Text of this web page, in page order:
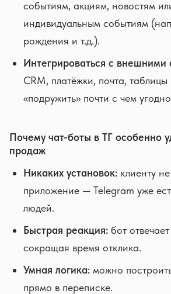
событиям, акциям, новостям
индивидуальным событиям
рождения и т.д.).
Интегрироваться с внешними
CRM, платёжки, почта,
«подружить» почти с чем
Почему чат-боты в ТГ особенно
продаж
Никаких установок: клиенту
приложение — Telegram уже
людей.
Быстрая реакция: бот
сокращая время отклика.
Умная логика: можно
прямо в переписке.